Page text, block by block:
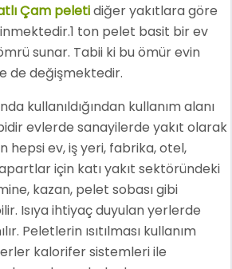
Çam peletidiğer yakıtlara göre
ton pelet basit bir ev
sunar. Tabii ki bu ömür evin
de değişmektedir.
kullanıldığından kullanım alanı
evlerde sanayilerde yakıt olarak
hepsi ev, iş yeri, fabrika, otel,
için katı yakıt sektöründeki
kazan, pelet sobası gibi
Isıya ihtiyaç duyulan yerlerde
Peletlerin ısıtılması kullanım
kalorifer sistemleri ile